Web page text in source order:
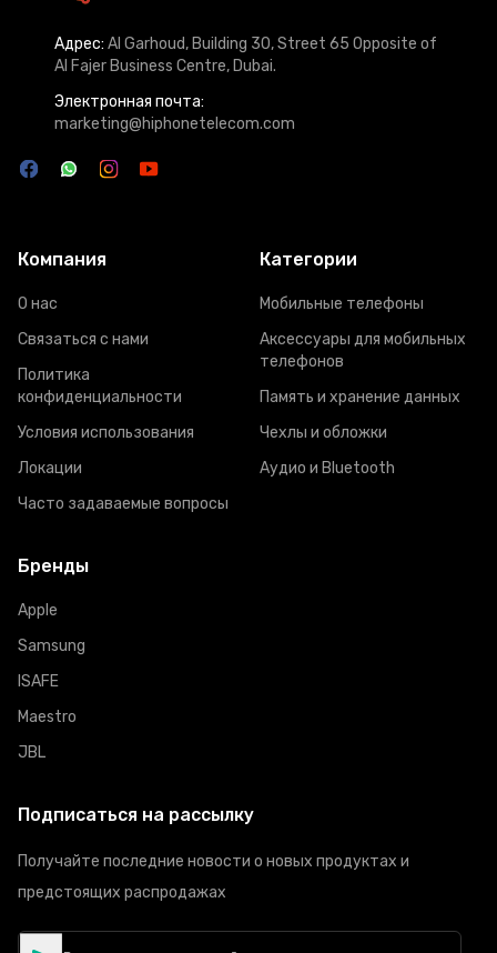
Адрес: Al Garhoud, Building 30, Street 65 Opposite of
Al Fajer Business Centre, Dubai.
Электронная почта:
marketing@hiphonetelecom.com
Компания
О нас
Связаться с нами
Политика
конфиденциальности
Условия использования
Локации
Часто задаваемые вопросы
Категории
Мобильные телефоны
Аксессуары для мобильных
телефонов
Память и хранение данных
Чехлы и обложки
Аудио и Bluetooth
Бренды
Apple
Samsung
ISAFE
Maestro
JBL
Подписаться на рассылку
Получайте последние новости о новых продуктах и
предстоящих распродажах